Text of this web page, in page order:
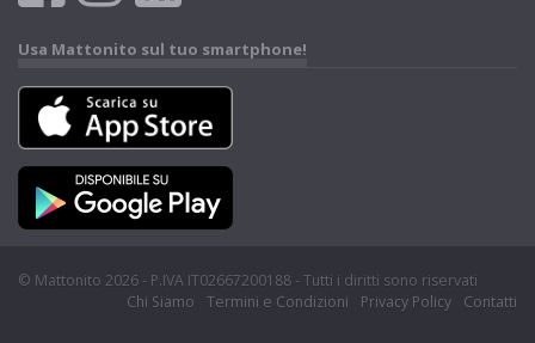
Usa Mattonito sul tuo smartphone!
© Mattonito 2026 - P.IVA IT02667200188 - Tutti i diritti sono riservati
Chi Siamo
Termini e Condizioni Privacy Policy Contatti